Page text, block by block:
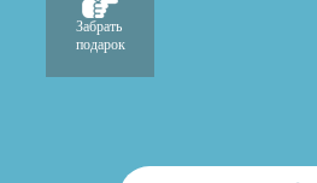
Забрать
подарок